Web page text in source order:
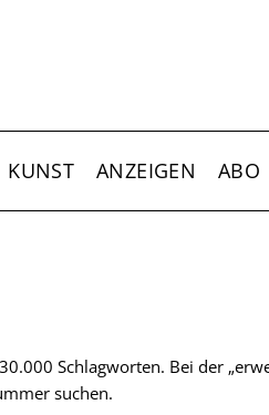
KUNST ANZEIGEN ABO
Schlagworten. Bei der
suchen.